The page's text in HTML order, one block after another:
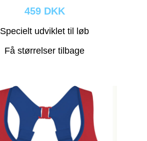
459 DKK
Specielt udviklet til løb
Få størrelser tilbage